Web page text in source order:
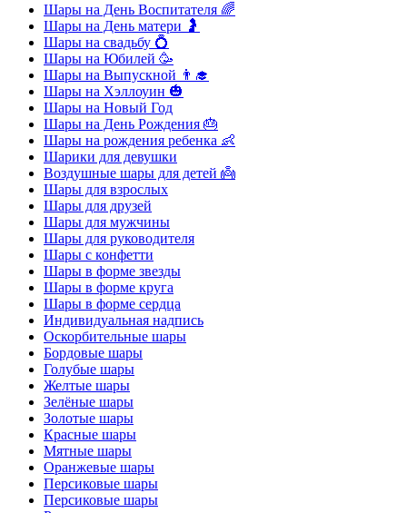
Шары на День Воспитателя 🌈
Шары на День матери 🤰
Шары на свадьбу 💍
Шары на Юбилей 🥳
Шары на Выпускной 👨‍🎓
Шары на Хэллоуин 🎃
Шары на Новый Год
Шары на День Рождения 🎂
Шары на рождения ребенка 👶
Шарики для девушки
Воздушные шары для детей 👼
Шары для взрослых
Шары для друзей
Шары для мужчины
Шары для руководителя
Шары с конфетти
Шары в форме звезды
Шары в форме круга
Шары в форме сердца
Индивидуальная надпись
Оскорбительные шары
Бордовые шары
Голубые шары
Желтые шары
Зелёные шары
Золотые шары
Красные шары
Мятные шары
Оранжевые шары
Персиковые шары
Персиковые шары